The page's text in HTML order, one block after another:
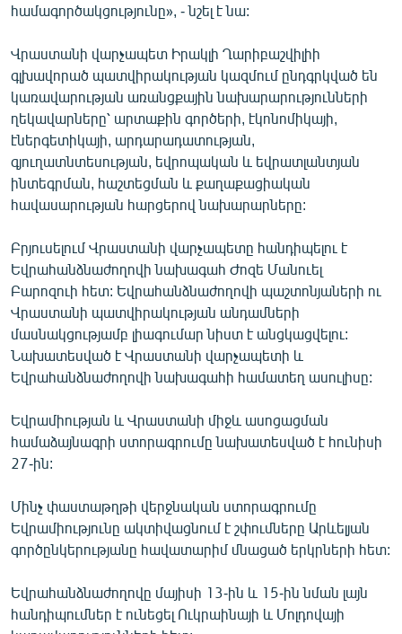
համագործակցությունը», - նշել է նա:
Վրաստանի վարչապետ Իրակլի Ղարիբաշվիլիի
գլխավորած պատվիրակության կազմում ընդգրկված են
կառավարության առանցքային նախարարությունների
ղեկավարները՝ արտաքին գործերի, էկոնոմիկայի,
էներգետիկայի, արդարադատության,
գյուղատնտեսության, եվրոպական և եվրատլանտյան
ինտեգրման, հաշտեցման և քաղաքացիական
հավասարության հարցերով նախարարները:
Բրյուսելում Վրաստանի վարչապետը հանդիպելու է
Եվրահանձնաժողովի նախագահ Ժոզե Մանուել
Բարոզուի հետ: Եվրահանձնաժողովի պաշտոնյաների ու
Վրաստանի պատվիրակության անդամների
մասնակցությամբ լիագումար նիստ է անցկացվելու:
Նախատեսված է Վրաստանի վարչապետի և
Եվրահանձնաժողովի նախագահի համատեղ ասուլիսը:
Եվրամիության և Վրաստանի միջև ասոցացման
համաձայնագրի ստորագրումը նախատեսված է հունիսի
27-ին:
Մինչ փաստաթղթի վերջնական ստորագրումը
Եվրամիությունը ակտիվացնում է շփումները Արևելյան
գործընկերությանը հավատարիմ մնացած երկրների հետ:
Եվրահանձնաժողովը մայիսի 13-ին և 15-ին նման լայն
հանդիպումներ է ունեցել Ուկրաինայի և Մոլդովայի